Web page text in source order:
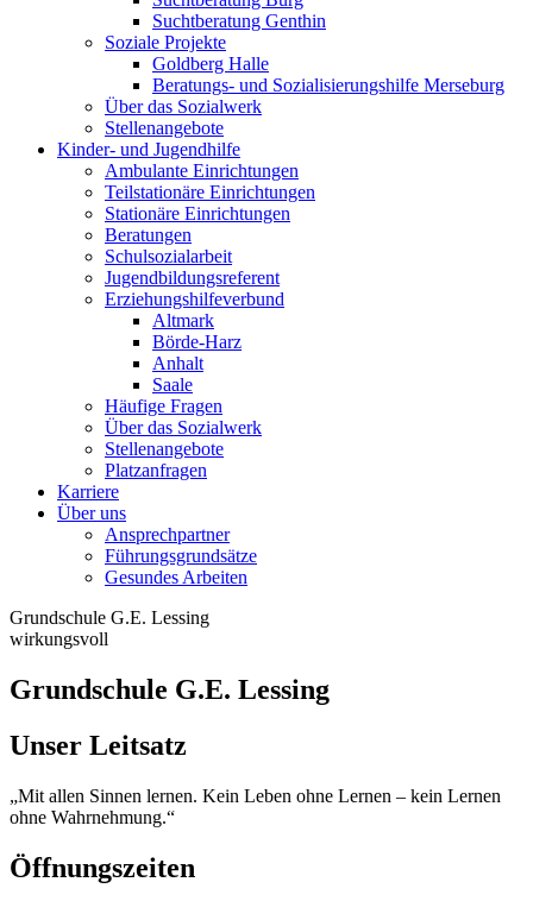
Suchtberatung Genthin
Soziale Projekte
Goldberg Halle
Beratungs- und Sozialisierungshilfe Merseburg
Über das Sozialwerk
Stellenangebote
Kinder- und Jugendhilfe
Ambulante Einrichtungen
Teilstationäre Einrichtungen
Stationäre Einrichtungen
Beratungen
Schulsozialarbeit
Jugendbildungsreferent
Erziehungshilfeverbund
Altmark
Börde-Harz
Anhalt
Saale
Häufige Fragen
Über das Sozialwerk
Stellenangebote
Platzanfragen
Karriere
Über uns
Ansprechpartner
Führungsgrundsätze
Gesundes Arbeiten
Grundschule G.E. Lessing
wirkungsvoll
Grundschule G.E. Lessing
Unser Leitsatz
„Mit allen Sinnen lernen. Kein Leben ohne Lernen – kein Lernen
ohne Wahrnehmung.“
Öffnungszeiten